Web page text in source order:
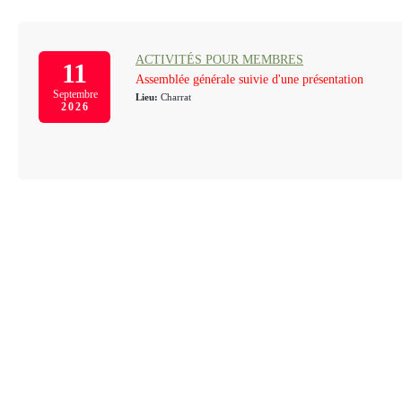
11
Septembre
2026
ACTIVITÉS POUR MEMBRES
Assemblée générale suivie d'une présentation
Lieu: Charrat